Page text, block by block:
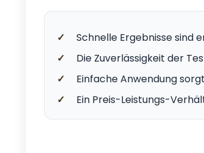
✓
Schnelle Ergebnisse sind
✓
Die Zuverlässigkeit der
✓
Einfache Anwendung
✓
Ein Preis-Leistungs-